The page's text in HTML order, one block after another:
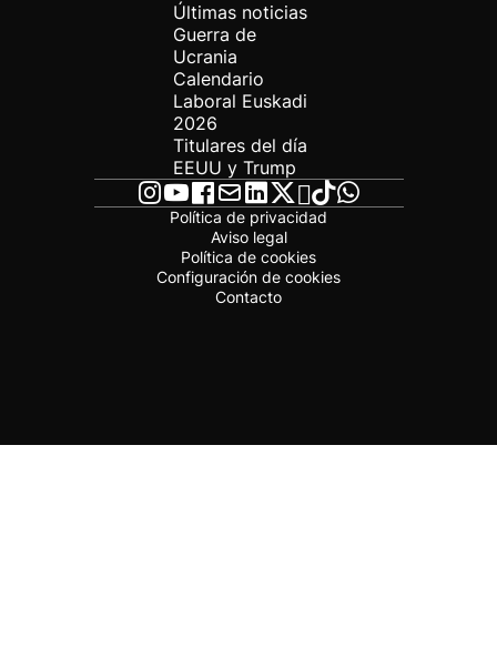
Últimas noticias
Guerra de
Ucrania
Calendario
Laboral Euskadi
2026
Titulares del día
EEUU y Trump
Política de privacidad
Aviso legal
Política de cookies
Configuración de cookies
Contacto